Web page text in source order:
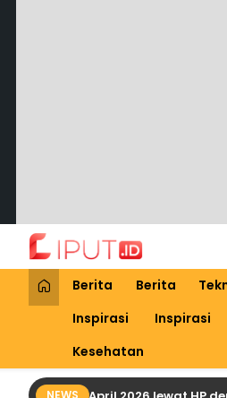
Liput
Liputan Digital
Berita Berita
Inspirasi
Inspirasi
Kesehatan
NEWS